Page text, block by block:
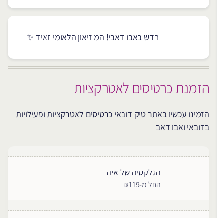
חדש באבו דאבי! המוזיאון הלאומי זאיד ✨
הזמנת כרטיסים לאטרקציות
הזמינו עכשיו באתר טיק דובאי כרטיסים לאטרקציות ופעילויות
בדובאי ואבו דאבי
הגלקסיה של איה
החל מ-₪119